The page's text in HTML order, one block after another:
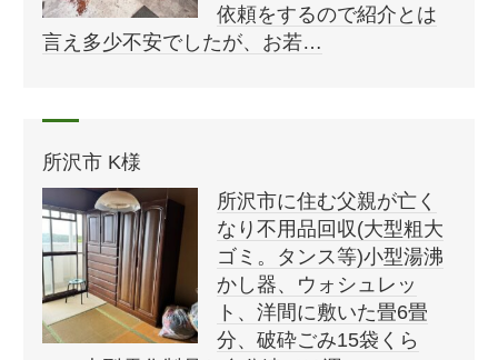
依頼をするので紹介とは
言え多少不安でしたが、お若…
所沢市 K様
所沢市に住む父親が亡く
なり不用品回収(大型粗大
ゴミ。タンス等)小型湯沸
かし器、ウォシュレッ
ト、洋間に敷いた畳6畳
分、破砕ごみ15袋くら